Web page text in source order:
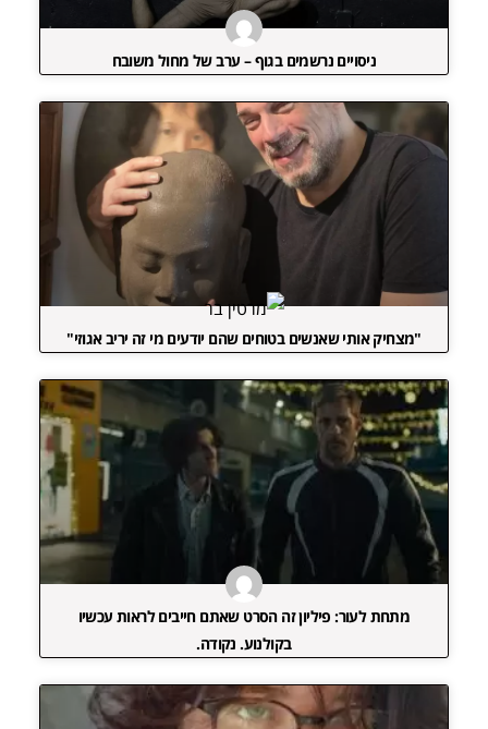
ניסויים נרשמים בגוף – ערב של מחול משובח
"מצחיק אותי שאנשים בטוחים שהם יודעים מי זה יריב אגוזי"
מתחת לעור: פיליון זה הסרט שאתם חייבים לראות עכשיו
בקולנוע. נקודה.